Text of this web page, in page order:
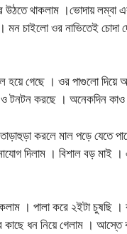
থাকলাম ।ভোদায় লম্বা
। মন চাইলো ওর নাভিতেই
হয়ে গেছে । ওর পাগুলো দিয়ে
টনটন করছে । অনেকদিন কাও
করলে মাল পড়ে যেতে
দিলাম । বিশাল বড় মাই ।
। পালা করে ২ইটা চুষছি
ধন নিয়ে গেলাম । আস্তে